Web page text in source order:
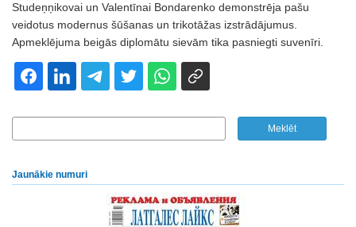
Studeņņikovai un Valentīnai Bondarenko demonstrēja pašu
veidotus modernus šūšanas un trikotāžas izstrādājumus.
Apmeklējuma beigās diplomātu sievām tika pasniegti suvenīri.
Jaunākie numuri